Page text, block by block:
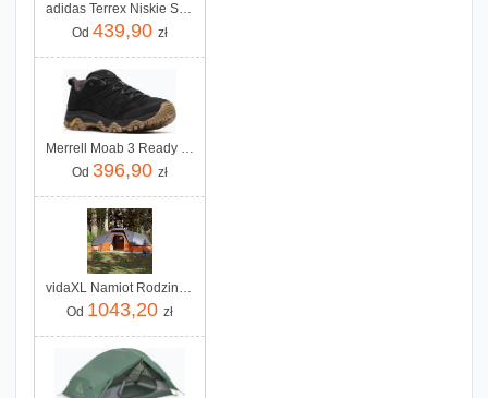
adidas Terrex Niskie Skychaser Ax5 - Core Black/Core Black/Carbon
Od 439,90 zł
Merrell Moab 3 Ready Zip Black
Od 396,90 zł
vidaXL Namiot Rodzinny 11 Os Szaro Pomarańczowy Wodoszczelny 94568
Od 1043,20 zł